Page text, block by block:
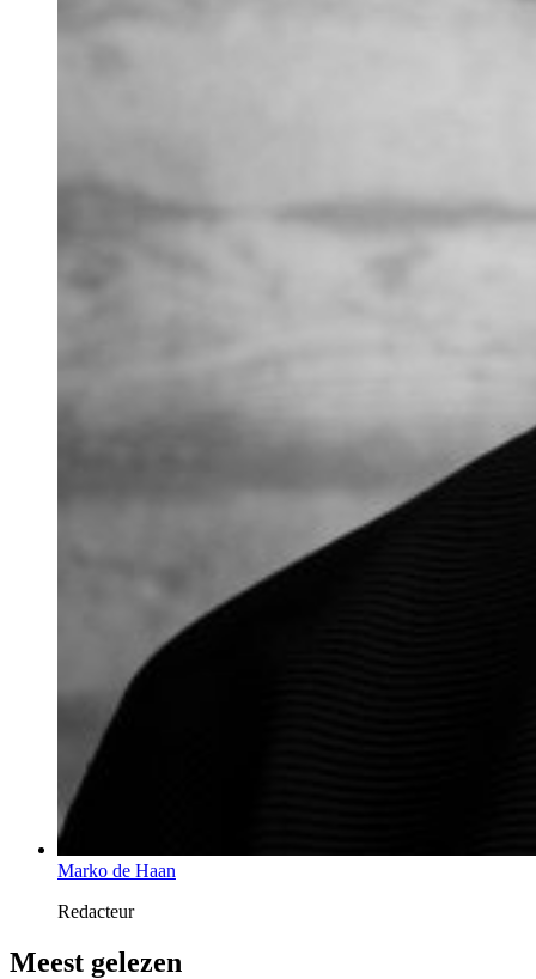
Marko de Haan
Redacteur
Meest gelezen